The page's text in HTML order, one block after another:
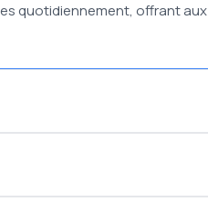
quotidiennement, offrant aux